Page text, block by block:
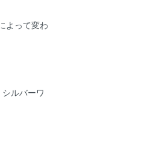
よって変わ
ルバーワ